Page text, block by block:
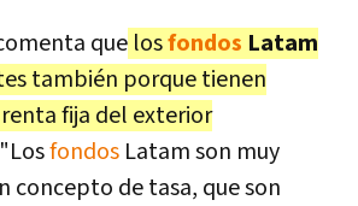
que losfondos Latam
también porque tienen
fija del exterior
fondos Latam son muy
concepto de tasa, que son